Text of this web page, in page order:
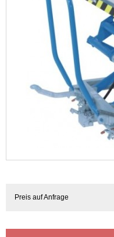
Preis auf Anfrage